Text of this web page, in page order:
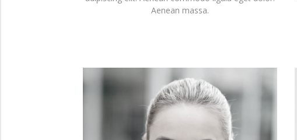
Aenean massa.